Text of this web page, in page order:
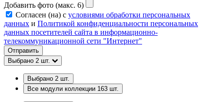
Добавить фото (макс. 6)
Согласен (на) с условиями обработки персональных
данных и Политикой конфиденциальности персональных
данных посетителей сайта в информационно-
телекоммуникационной сети "Интернет"
Отправить
Выбрано 2 шт.
Выбрано 2 шт.
Все модули коллекции 163 шт.